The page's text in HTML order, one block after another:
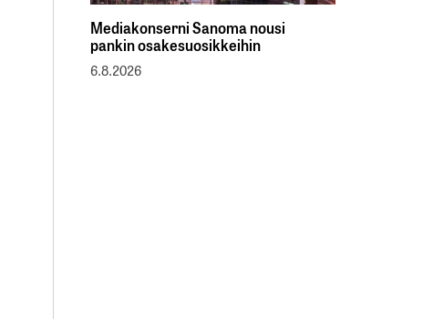
Mediakonserni Sanoma nousi
pankin osakesuosikkeihin
6.8.2026